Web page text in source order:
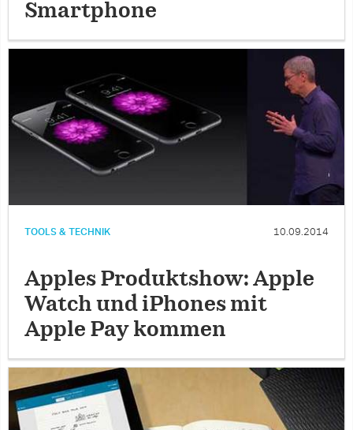
Smartphone
TOOLS & TECHNIK 10.09.2014
Apples Produktshow: Apple
Watch und iPhones mit
Apple Pay kommen